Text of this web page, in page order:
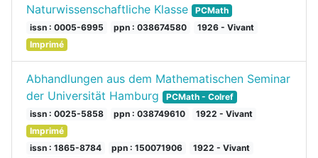
Naturwissenschaftliche Klasse
PCMath
issn : 0005-6995
ppn : 038674580
1926 - Vivant
Imprimé
Abhandlungen aus dem Mathematischen Seminar
der Universität Hamburg
PCMath - Colref
issn : 0025-5858
ppn : 038749610
1922 - Vivant
Imprimé
issn : 1865-8784
ppn : 150071906
1922 - Vivant